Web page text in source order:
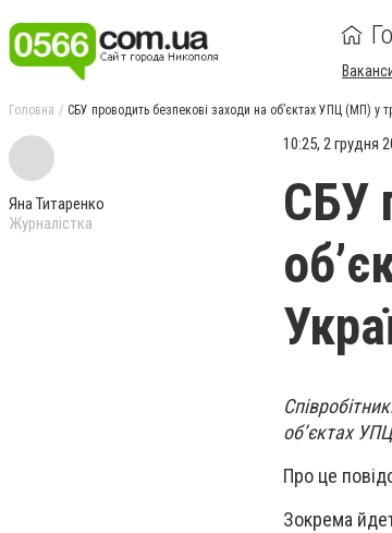
Головна СБУ проводить безпекові заходи на об’єктах УПЦ (МП) у
Яна Титаренко
Журналістка
10:25, 2 грудня
СБУ
об’єктах
Про це
Зокрема